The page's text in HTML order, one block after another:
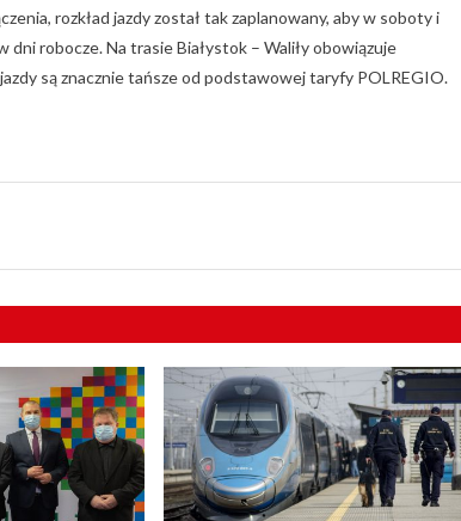
rozkład jazdy został tak zaplanowany, aby w soboty i
robocze. Na trasie Białystok – Waliły obowiązuje
są znacznie tańsze od podstawowej taryfy POLREGIO.